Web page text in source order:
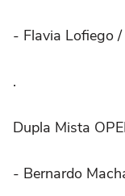
- Flavia Lofiego
.⠀
Dupla Mista
- Bernardo